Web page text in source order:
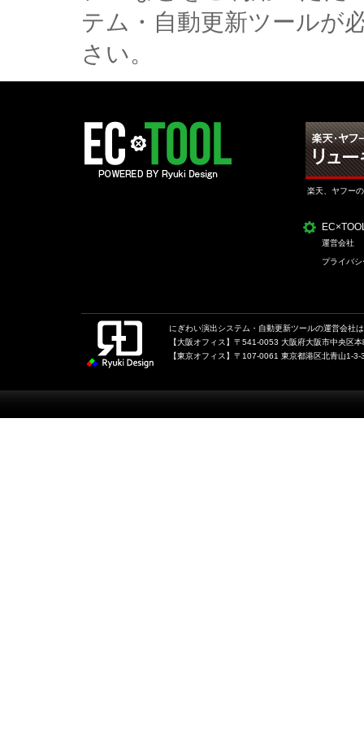
テム・自動更新ツールが
さい。
楽天、ヤフー
運営会社
プライバ
にぎわい演出システム・自動更新ツールの運営会
【大阪オフィス】〒541-0053 大阪府大阪市中央区
【東京オフィス】〒107-0061 東京都港区北青山1-